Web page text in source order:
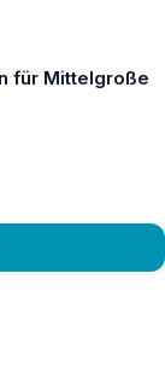
für Mittelgroße